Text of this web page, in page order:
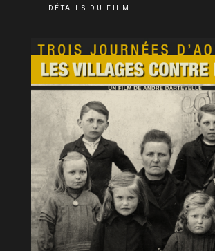
DÉTAILS DU FILM